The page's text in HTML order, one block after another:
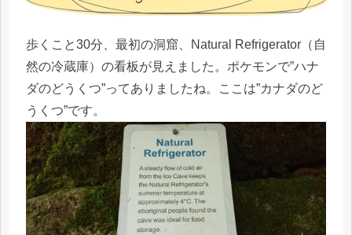
歩くこと30分、最初の洞窟、Natural Refrigerator（自
然の冷蔵庫）の看板が見えました。ポケモンで”ハナ
ダのどうくつ”ってありましたね。ここは”カナダのど
うくつ”です。